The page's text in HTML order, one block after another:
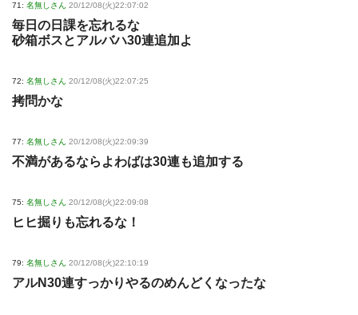
71: 名無しさん 20/12/08(火)22:07:02
毎日の日課を忘れるな
砂箱ボスとアルバハ30連追加よ
72: 名無しさん 20/12/08(火)22:07:25
拷問かな
77: 名無しさん 20/12/08(火)22:09:39
不満があるならよわばは30連も追加する
75: 名無しさん 20/12/08(火)22:09:08
ヒヒ掘りも忘れるな！
79: 名無しさん 20/12/08(火)22:10:19
アルN30連すっかりやるのめんどくなったな